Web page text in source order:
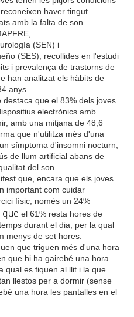
haver tingut
amb la falta de son.
(SEN) i
(SES), recollides en l'estudi
i prevalença de trastorns de
han analitzat els hàbits de
anys.
que el 83% dels joves
electrònics amb
amb una mitjana de 48,6
que n'utilitza més d'una
símptoma d'insomni nocturn,
de llum artificial abans de
del son.
que, encara que els joves
important com cuidar
físic, només un 24%
que el 61% resta hores de
durant el dia, per la qual
menys de set hores.
que triguen més d'una hora
que hi ha gairebé una hora
qual es fiquen al llit i la que
llestos per a dormir (sense
una hora les pantalles en el